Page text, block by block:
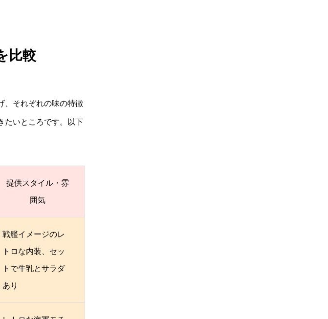
比較
、それぞれの味の特徴
たいところです。以下
提供スタイル・雰
囲気
戦艦イメージのレ
トロな内装、セッ
トで牛乳とサラダ
あり